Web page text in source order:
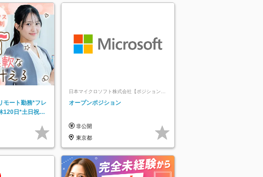
モート勤務*フレ
120日*土日祝休
日本マイクロソフト株式会社【ポジションマ
ッチ登録】
オープンポジション
非公開
東京都